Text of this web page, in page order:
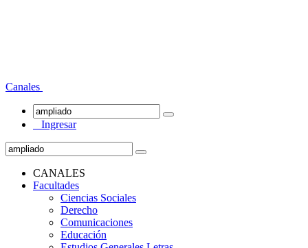
Canales
Ingresar
CANALES
Facultades
Ciencias Sociales
Derecho
Comunicaciones
Educación